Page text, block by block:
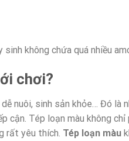
không chứa quá nhiều
chơi?
nuôi, sinh sản khỏe… Đó là
cận. Tép loạn màu không chỉ
rất yêu thích. Tép loạn màu